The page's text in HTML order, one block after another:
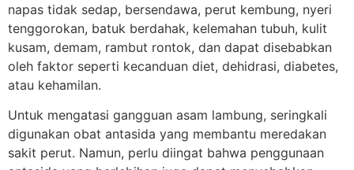
napas tidak sedap, bersendawa, perut kembung, nyeri
tenggorokan, batuk berdahak, kelemahan tubuh, kulit
kusam, demam, rambut rontok, dan dapat disebabkan
oleh faktor seperti kecanduan diet, dehidrasi, diabetes,
atau kehamilan.
Untuk mengatasi gangguan asam lambung, seringkali
digunakan obat antasida yang membantu meredakan
sakit perut. Namun, perlu diingat bahwa penggunaan